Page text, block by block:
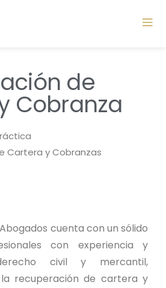
de
Cobranza
Cartera y Cobranzas
cuenta con un sólido
con experiencia y
civil y mercantil,
recuperación de cartera y